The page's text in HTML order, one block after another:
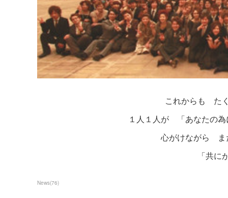
これからも た
１人１人が 「あなたの為
心がけながら ま
「共に
News(76)